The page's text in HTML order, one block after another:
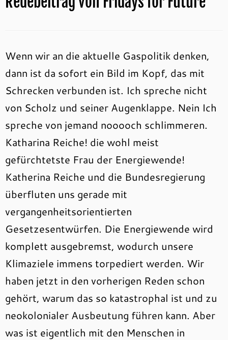
Wenn wir an die aktuelle Gaspolitik denken,
dann ist da sofort ein Bild im Kopf, das mit
Schrecken verbunden ist. Ich spreche nicht
von Scholz und seiner Augenklappe. Nein Ich
spreche von jemand nooooch schlimmeren.
Katharina Reiche! die wohl meist
gefürchtetste Frau der Energiewende!
Katherina Reiche und die Bundesregierung
überfluten uns gerade mit
vergangenheitsorientierten
Gesetzesentwürfen. Die Energiewende wird
komplett ausgebremst, wodurch unsere
Klimaziele immens torpediert werden. Wir
haben jetzt in den vorherigen Reden schon
gehört, warum das so katastrophal ist und zu
neokolonialer Ausbeutung führen kann. Aber
was ist eigentlich mit den Menschen in